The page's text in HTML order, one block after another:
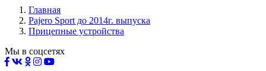
Главная
Pajero Sport до 2014г. выпуска
Прицепные устройства
Мы в соцсетях